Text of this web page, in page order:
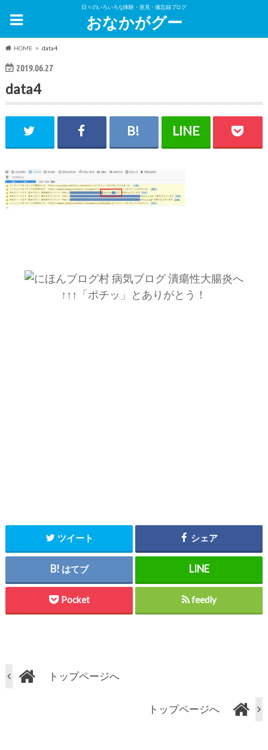
日々のいろいろな体験・意見・備忘録ブログ
おなかがグー
HOME data4
2019.06.27
data4
↑↑↑「ポチッ」とありがとう！
ツイート シェア
はてブ
Pocket feedly
トップページへ
トップページへ